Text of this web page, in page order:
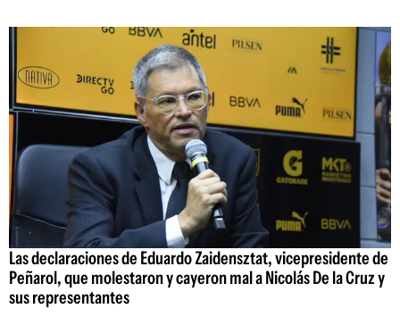
Las declaraciones de Eduardo Zaidensztat, vicepresidente de
Peñarol, que molestaron y cayeron mal a Nicolás De la Cruz y
sus representantes